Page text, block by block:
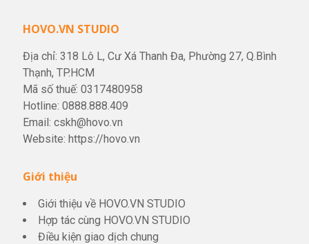
HOVO.VN STUDIO
Địa chỉ: 318 Lô L, Cư Xá Thanh Đa, Phường 27, Q.Bình
Thạnh, TP.HCM
Mã số thuế: 0317480958
Hotline: 0888.888.409
Email: cskh@hovo.vn
Website: https://hovo.vn
Giới thiệu
Giới thiệu về HOVO.VN STUDIO
Hợp tác cùng HOVO.VN STUDIO
Điều kiện giao dịch chung